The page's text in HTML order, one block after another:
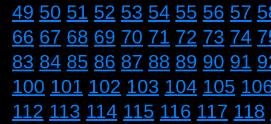
49 50 51 52 53 54 55 56 57
66 67 68 69 70 71 72 73 74
83 84 85 86 87 88 89 90 91
100 101 102 103 104 105
112 113 114 115 116 117 118